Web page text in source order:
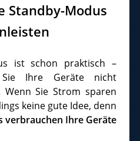
Standby-Modus
ist schon praktisch –
Sie Ihre Geräte nicht
Wenn Sie Strom sparen
keine gute Idee, denn
verbrauchen Ihre Geräte